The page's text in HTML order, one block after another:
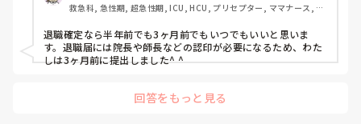
救急科, 急性期, 超急性期, ICU, HCU, プリセプター, ママナース, リ
退職確定なら半年前でも3ヶ月前でもいつでもいいと思いま
す。退職届には院長や師長などの認印が必要になるため、わた
しは3ヶ月前に提出しました^ ^
回答をもっと見る